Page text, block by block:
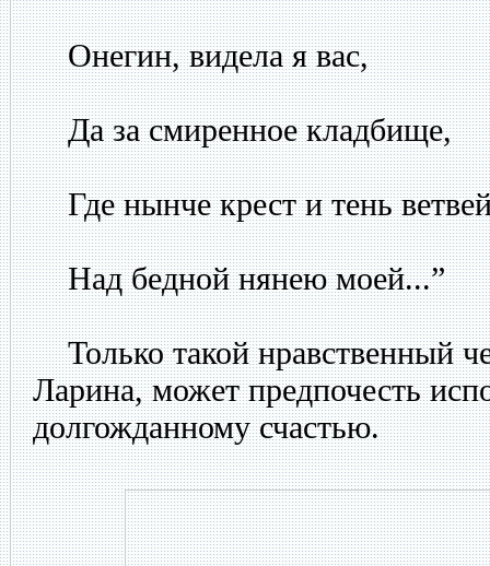
Онегин, видела я вас,
Да за смиренное кладбище,
Где нынче крест и тень
Над бедной нянею моей...”
Только такой нравственный
Ларина, может предпочесть
долгожданному счастью.